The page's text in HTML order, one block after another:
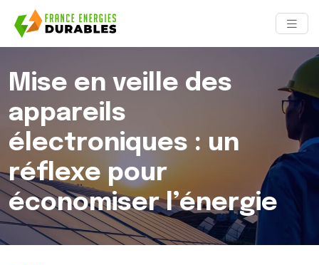
Mise en veille des
appareils
électroniques : un
réflexe pour
économiser l’énergie